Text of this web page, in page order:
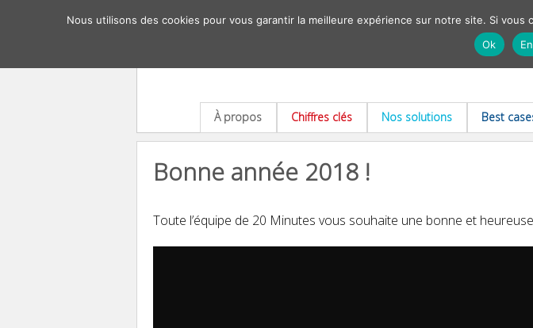
À propos Chiffres clés Nos solutions Best
Bonne année 2018 !
Toute l’équipe de 20 Minutes vous souhaite une bonne et
Nous utilisons des cookies pour vous garantir la meilleure expérience sur notre site. Si
Ok